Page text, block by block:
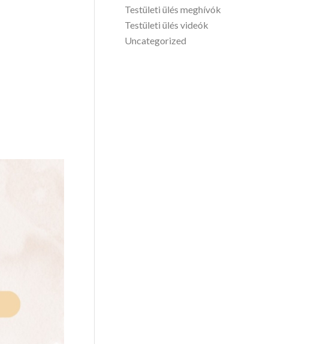
Testületi ülés meghívók
Testületi ülés videók
Uncategorized